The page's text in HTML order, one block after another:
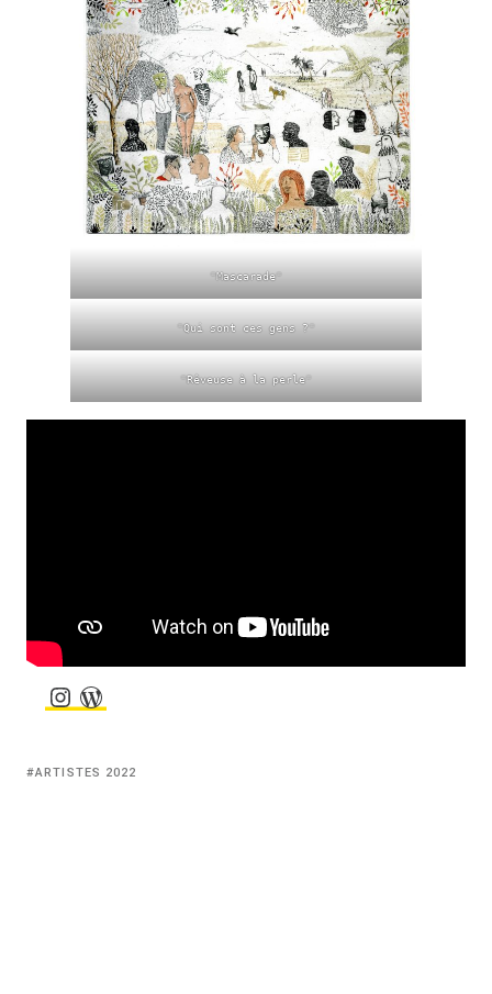
"Mascarade"
"Qui sont ces gens ?"
"Rêveuse à la perle"
Instagram WordPress
Tagged
ARTISTES 2022